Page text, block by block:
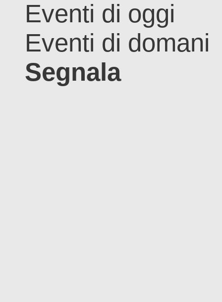
Eventi di oggi
Eventi di domani
Segnala